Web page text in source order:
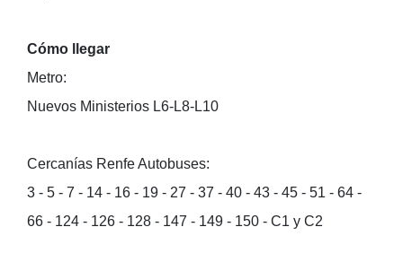
Cómo llegar
Metro:
Nuevos Ministerios L6-L8-L10
Cercanías Renfe Autobuses:
3 - 5 - 7 - 14 - 16 - 19 - 27 - 37 - 40 - 43 - 45 - 51 - 64 -
66 - 124 - 126 - 128 - 147 - 149 - 150 - C1 y C2